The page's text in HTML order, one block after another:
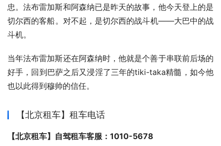
忠。法布雷加斯和阿森纳已是昨天的故事，他今天登上的是
切尔西的客船。对不起，是切尔西的战斗机——大巴中的战
斗机。
当年法布雷加斯还在阿森纳时，他就是个善于串联前后场的
好手，回到巴萨之后又浸淫了三年的tiki-taka精髓，如今他
也以此得到穆帅的信任。
【北京租车】租车电话
【北京租车】自驾租车客服：1010-5678